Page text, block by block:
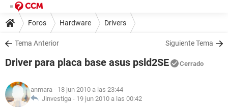
Foros Hardware Drivers
Tema Anterior Siguiente Tema
Driver para placa base asus psld2SE Cerrado
anmara - 18 jun 2010 a las 23:44
Jinvestiga - 19 jun 2010 a las 00:42